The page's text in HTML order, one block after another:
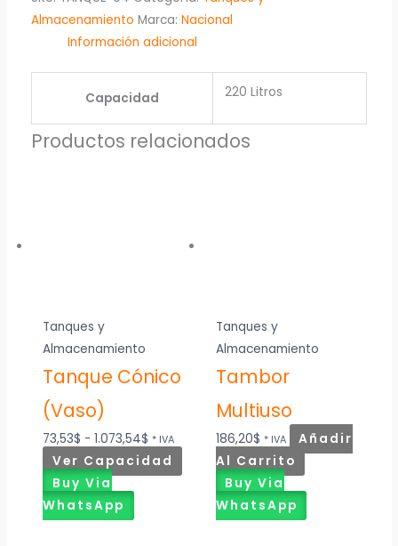
Almacenamiento Marca: Nacional
Información adicional
Capacidad 220 Litros
Productos relacionados
Tanques y
Almacenamiento
Tanque Cónico
(Vaso)
73,53$ - 1.073,54$ * IVA
Ver Capacidad
en
la
Buy Via
WhatsApp
Tanques y
Almacenamiento
Tambor
Multiuso
186,20$ * IVA
Añadir
Al Carrito
Buy Via
WhatsApp